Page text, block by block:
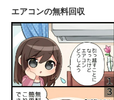
エアコンの無料回収